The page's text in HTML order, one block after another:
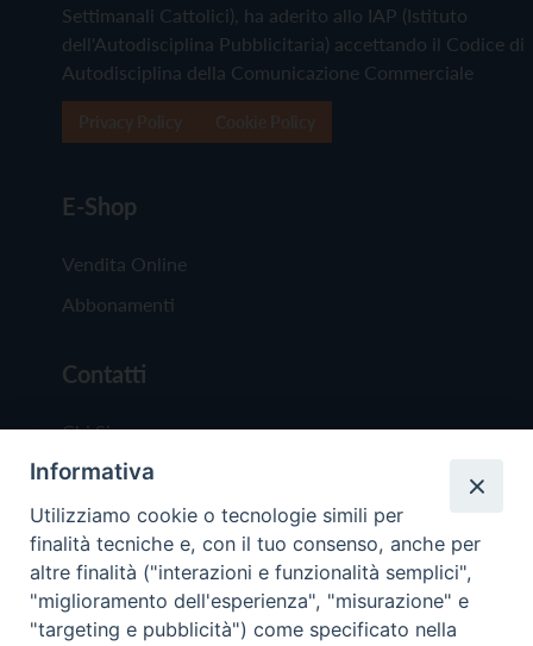
Settimanali Cattolici), ha aderito allo IAP (Istituto
dell'Autodisciplina Pubblicitaria) accettando il Codice di
Autodisciplina della Comunicazione Commerciale
E-Shop
Vendita Online
Abbonamenti
Contatti
Chi Siamo
Redazione
Scrivici
Informativa
Utilizziamo cookie o tecnologie simili per
finalità tecniche e, con il tuo consenso, anche per
altre finalità ("interazioni e funzionalità semplici",
"miglioramento dell'esperienza", "misurazione" e
"targeting e pubblicità") come specificato nella